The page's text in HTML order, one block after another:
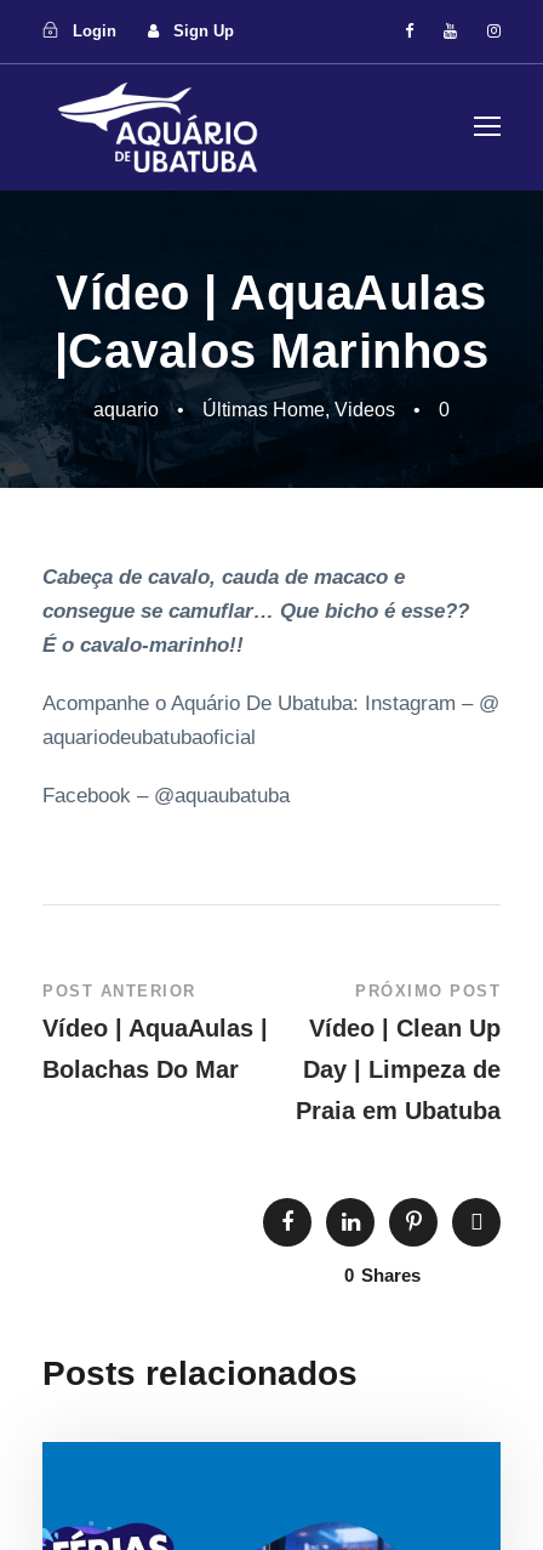
Login Sign Up
Vídeo | AquaAulas
|Cavalos Marinhos
aquario • Últimas Home, Videos • 0
Cabeça de cavalo, cauda de macaco e
consegue se camuflar… Que bicho é esse??
É o cavalo-marinho!!
Acompanhe o Aquário De Ubatuba: Instagram – @
aquariodeubatubaoficial
Facebook – @aquaubatuba
POST ANTERIOR
Vídeo | AquaAulas |
Bolachas Do Mar
PRÓXIMO POST
Vídeo | Clean Up
Day | Limpeza de
Praia em Ubatuba
0 Shares
Posts relacionados